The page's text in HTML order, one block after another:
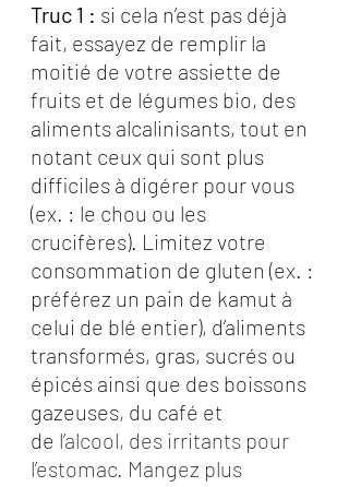
Truc 1 : si cela n’est pas déjà
fait, essayez de remplir la
moitié de votre assiette de
fruits et de légumes bio, des
aliments alcalinisants, tout en
notant ceux qui sont plus
difficiles à digérer pour vous
(ex. : le chou ou les
crucifères). Limitez votre
consommation de gluten (ex. :
préférez un pain de kamut à
celui de blé entier), d’aliments
transformés, gras, sucrés ou
épicés ainsi que des boissons
gazeuses, du café et
de l’alcool, des irritants pour
l’estomac. Mangez plus